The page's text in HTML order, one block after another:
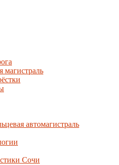
магистраль
автомагистраль
Сочи